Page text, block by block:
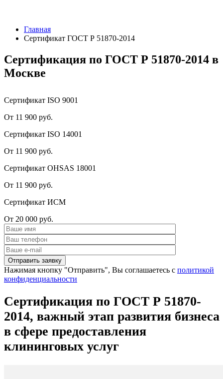
Главная
Сертификат ГОСТ Р 51870-2014
Сертификация по ГОСТ Р 51870-2014 в
Москве
Сертификат ISO 9001
От 11 900 руб.
Сертификат ISO 14001
От 11 900 руб.
Сертификат OHSAS 18001
От 11 900 руб.
Сертификат ИСМ
От 20 000 руб.
Нажимая кнопку "Отправить", Вы соглашаетесь с политикой
конфиденциальности
Сертификация по ГОСТ Р 51870-
2014, важный этап развития бизнеса
в сфере предоставления
клининговых услуг